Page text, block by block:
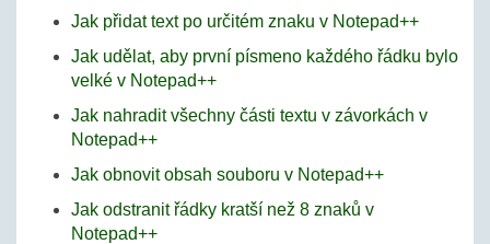
Jak přidat text po určitém znaku v Notepad++
Jak udělat, aby první písmeno každého řádku bylo
velké v Notepad++
Jak nahradit všechny části textu v závorkách v
Notepad++
Jak obnovit obsah souboru v Notepad++
Jak odstranit řádky kratší než 8 znaků v
Notepad++